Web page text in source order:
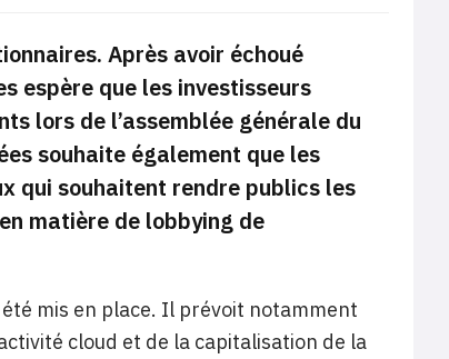
Après avoir échoué
espère que les investisseurs
lors de l’assemblée générale du
souhaite également que les
qui souhaitent rendre publics les
matière de lobbying de
mis en place. Il prévoit notamment
cloud et de la capitalisation de la